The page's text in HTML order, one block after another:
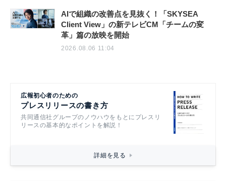
AIで組織の改善点を見抜く！「SKYSEA
Client View」の新テレビCM「チームの変
革」篇の放映を開始
2026.08.06 11:04
広報初心者のための
プレスリリースの書き方
共同通信社グループのノウハウをもとにプレスリ
リースの基本的なポイントを解説！
詳細を見る